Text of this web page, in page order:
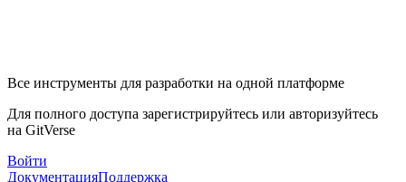
Все инструменты для разработки на одной платформе
Для полного доступа зарегистрируйтесь или авторизуйтесь
на GitVerse
Войти
ДокументацияПоддержка